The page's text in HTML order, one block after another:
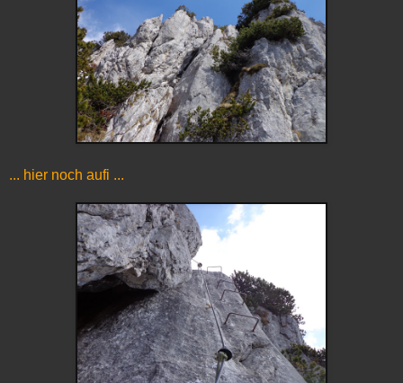
... hier noch aufi ...